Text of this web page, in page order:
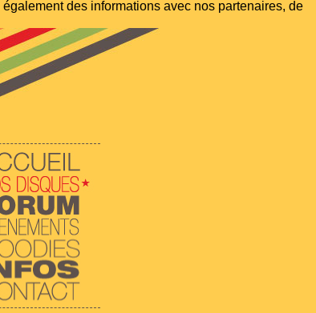
des informations avec nos partenaires, de